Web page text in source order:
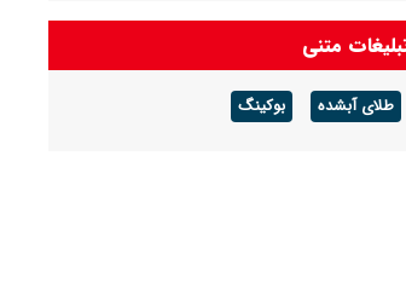
جدید بازنشستگی اعلام شد + جزئیات
متنی
طلای آبشده بوکینگ